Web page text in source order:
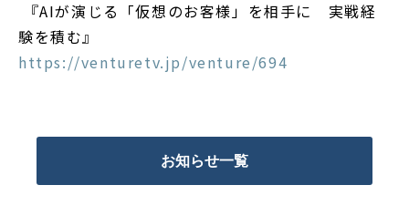
『AIが演じる「仮想のお客様」を相手に 実戦経
験を積む』
https://venturetv.jp/venture/694
お知らせ一覧